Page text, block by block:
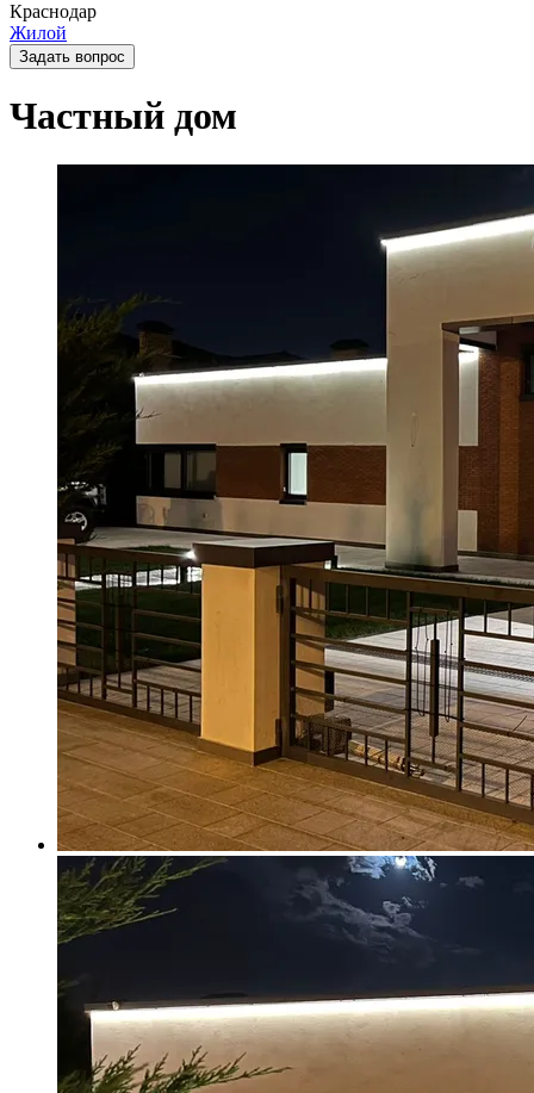
Краснодар
Жилой
Задать вопрос
Частный дом